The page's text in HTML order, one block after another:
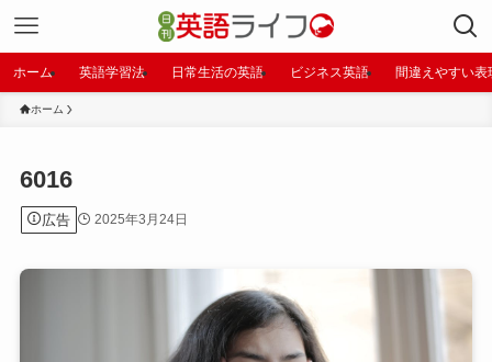
ホーム 英語学習法 日常生活の英語 ビジネス英語 間違えやすい表
ホーム
6016
広告 2025年3月24日